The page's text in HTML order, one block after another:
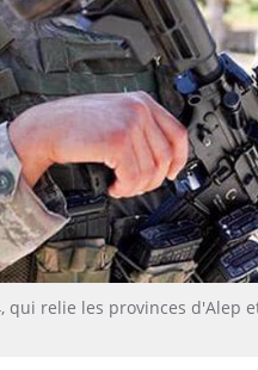
relie les provinces d'Alep